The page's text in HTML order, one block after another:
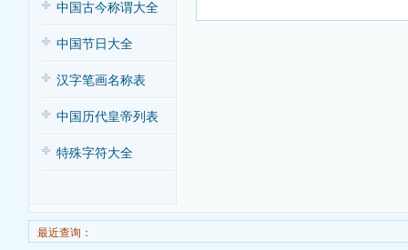
中国古今称谓大全
中国节日大全
汉字笔画名称表
中国历代皇帝列表
特殊字符大全
最近查询：